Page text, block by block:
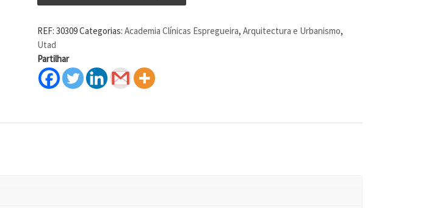
REF:30309Categorias:Academia Clínicas Espregueira,Arquitectura e Urbanismo,
Utad
Partilhar